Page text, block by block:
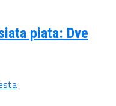
piata: Dve